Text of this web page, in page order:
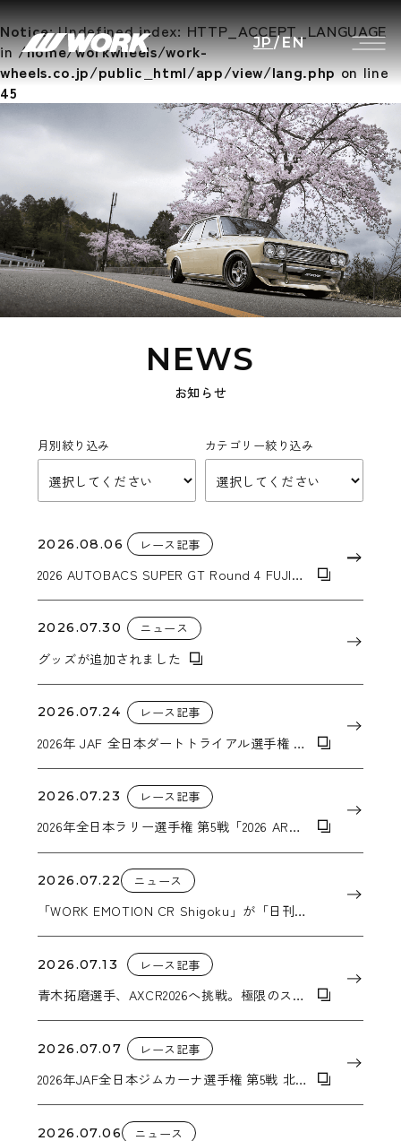
Notice: Undefined index: HTTP_ACCEPT_LANGUAGE
in/home/workwheels/work-
wheels.co.jp/public_html/app/view/lang.phpon line
45
JP/EN
NEWS
お知らせ
月別絞り込み カテゴリー絞り込み
2026.08.06 レース記事
2026 AUTOBACS SUPER GT Round 4 FUJI
2026.07.30 ニュース
グッズが追加されました
2026.07.24 レース記事
2026年 JAF 全日本ダートトライアル選手権 第
2026.07.23 レース記事
2026年全日本ラリー選手権 第5戦「2026 ARK
2026.07.22 ニュース
「WORK EMOTION CR Shigoku」が「日刊自
2026.07.13 レース記事
青木拓磨選手、AXCR2026へ挑戦。極限のステ
2026.07.07 レース記事
2026年JAF全日本ジムカーナ選手権 第5戦 北海
2026.07.06 ニュース